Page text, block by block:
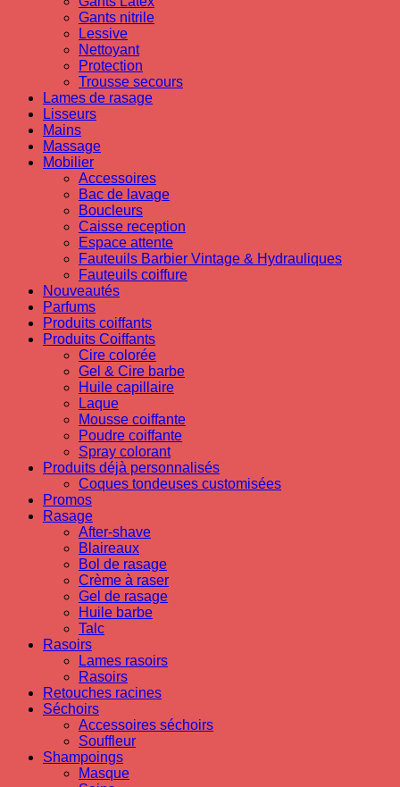
Gants nitrile
Lessive
Nettoyant
Protection
Trousse secours
Lames de rasage
Lisseurs
Mains
Massage
Mobilier
Accessoires
Bac de lavage
Boucleurs
Caisse reception
Espace attente
Fauteuils Barbier Vintage & Hydrauliques
Fauteuils coiffure
Nouveautés
Parfums
Produits coiffants
Produits Coiffants
Cire colorée
Gel & Cire barbe
Huile capillaire
Laque
Mousse coiffante
Poudre coiffante
Spray colorant
Produits déjà personnalisés
Coques tondeuses customisées
Promos
Rasage
After-shave
Blaireaux
Bol de rasage
Crème à raser
Gel de rasage
Huile barbe
Talc
Rasoirs
Lames rasoirs
Rasoirs
Retouches racines
Séchoirs
Accessoires séchoirs
Souffleur
Shampoings
Masque